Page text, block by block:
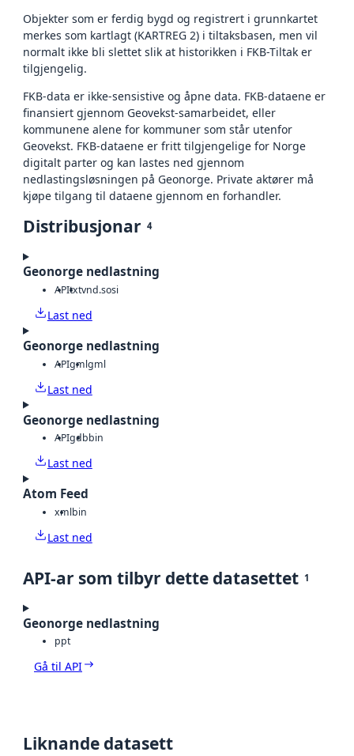
Objekter som er ferdig bygd og registrert i grunnkartet
merkes som kartlagt (KARTREG 2) i tiltaksbasen, men vil
normalt ikke bli slettet slik at historikken i FKB-Tiltak er
tilgjengelig.
FKB-data er ikke-sensistive og åpne data. FKB-dataene er
finansiert gjennom Geovekst-samarbeidet, eller
kommunene alene for kommuner som står utenfor
Geovekst. FKB-dataene er fritt tilgjengelige for Norge
digitalt parter og kan lastes ned gjennom
nedlastingsløsningen på Geonorge. Private aktører må
kjøpe tilgang til dataene gjennom en forhandler.
Distribusjonar 4
Geonorge nedlastning
APItxtvnd.sosi
Last ned
Geonorge nedlastning
APIgmlgml
Last ned
Geonorge nedlastning
APIgdbbin
Last ned
Atom Feed
xmlbin
Last ned
API-ar som tilbyr dette datasettet 1
Geonorge nedlastning
ppt
Gå til API
Liknande datasett